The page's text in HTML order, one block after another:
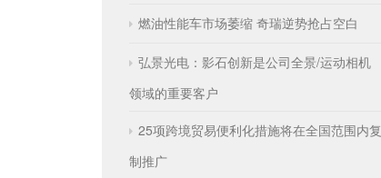
燃油性能车市场萎缩 奇瑞逆势抢占空白
弘景光电：影石创新是公司全景/运动相机
领域的重要客户
25项跨境贸易便利化措施将在全国范围内复
制推广